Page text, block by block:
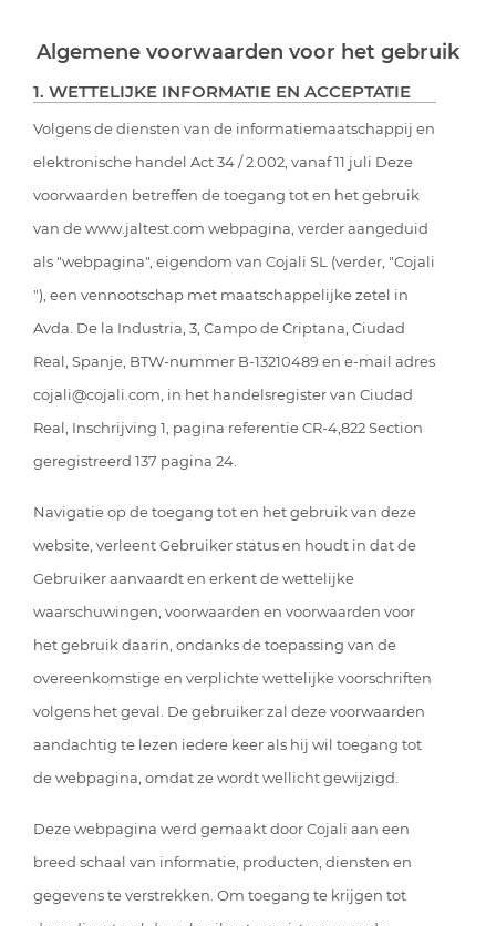
Algemene voorwaarden voor het gebruik
1. WETTELIJKE INFORMATIE EN ACCEPTATIE
Volgens de diensten van de informatiemaatschappij en
elektronische handel Act 34 / 2.002, vanaf 11 juli Deze
voorwaarden betreffen de toegang tot en het gebruik
van de www.jaltest.com webpagina, verder aangeduid
als "webpagina", eigendom van Cojali SL (verder, "Cojali
"), een vennootschap met maatschappelijke zetel in
Avda. De la Industria, 3, Campo de Criptana, Ciudad
Real, Spanje, BTW-nummer B-13210489 en e-mail adres
cojali@cojali.com, in het handelsregister van Ciudad
Real, Inschrijving 1, pagina referentie CR-4,822 Section
geregistreerd 137 pagina 24.
Navigatie op de toegang tot en het gebruik van deze
website, verleent Gebruiker status en houdt in dat de
Gebruiker aanvaardt en erkent de wettelijke
waarschuwingen, voorwaarden en voorwaarden voor
het gebruik daarin, ondanks de toepassing van de
overeenkomstige en verplichte wettelijke voorschriften
volgens het geval. De gebruiker zal deze voorwaarden
aandachtig te lezen iedere keer als hij wil toegang tot
de webpagina, omdat ze wordt wellicht gewijzigd.
Deze webpagina werd gemaakt door Cojali aan een
breed schaal van informatie, producten, diensten en
gegevens te verstrekken. Om toegang te krijgen tot